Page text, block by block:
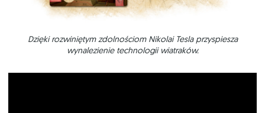
Dzięki rozwiniętym zdolnościom Nikolai Tesla przyspiesza
wynalezienie technologii wiatraków.